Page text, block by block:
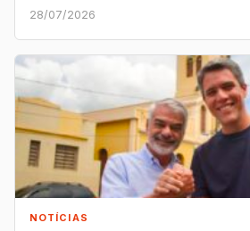
28/07/2026
NOTÍCIAS